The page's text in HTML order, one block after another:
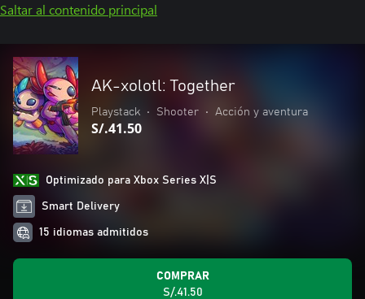
Saltar al contenido principal
AK-xolotl: Together
Playstack • Shooter • Acción y aventura
S/.41.50
Optimizado para Xbox Series X|S
Smart Delivery
15 idiomas admitidos
COMPRAR
S/.41.50